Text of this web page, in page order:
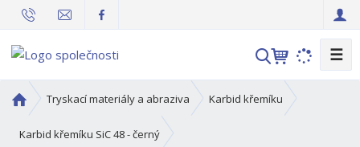
V
h
☰
v
o
Tryskací materiály a abraziva Karbid křemíku
Karbid křemíku SiC 48 - černý